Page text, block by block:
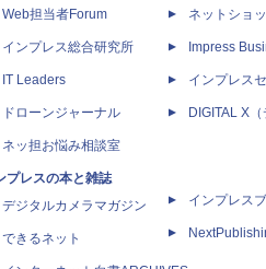
Web担当者Forum
インプレス総合研究所
IT Leaders
ドローンジャーナル
ネッ担お悩み相談室
プレスの本と雑誌
デジタルカメラマガジン
できるネット
ネットショ
Impress
インプレス
DIGITAL X
インプレス